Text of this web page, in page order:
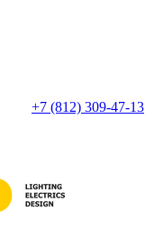
+7 (812) 309-47-13